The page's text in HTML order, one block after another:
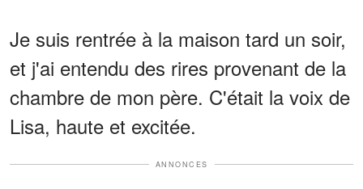
Je suis rentrée à la maison tard un soir,
et j'ai entendu des rires provenant de la
chambre de mon père. C'était la voix de
Lisa, haute et excitée.
ANNONCES